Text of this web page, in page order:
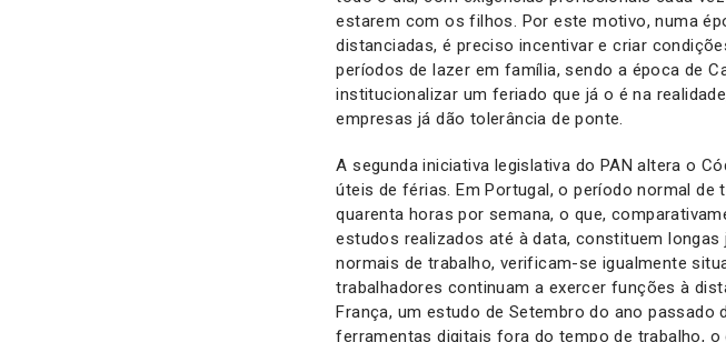
estarem com os filhos. Por este motivo, numa
distanciadas, é preciso incentivar e criar
períodos de lazer em família, sendo a época de
institucionalizar um feriado que já o é na
empresas já dão tolerância de ponte.
A segunda iniciativa legislativa do PAN altera o
úteis de férias. Em Portugal, o período normal
quarenta horas por semana, o que,
estudos realizados até à data, constituem
normais de trabalho, verificam-se igualmente
trabalhadores continuam a exercer funções à
França, um estudo de Setembro do ano
ferramentas digitais fora do tempo de trabalho,